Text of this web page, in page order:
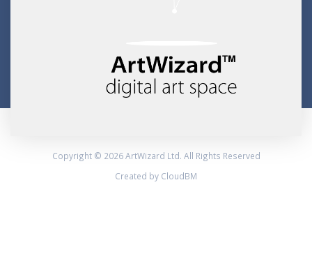
Copyright © 2026 ArtWizard Ltd. All Rights Reserved
Created by CloudBM